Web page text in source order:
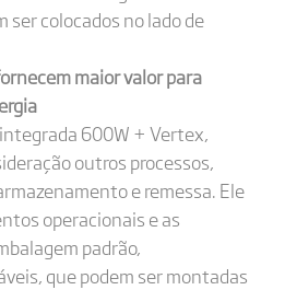
ser colocados no lado de
maior valor para
600W + Vertex,
outros processos,
e remessa. Ele
operacionais e as
padrão,
que podem ser montadas